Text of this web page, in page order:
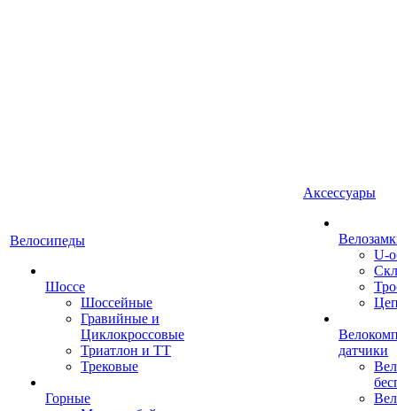
Велосипеды
Шоссе
Шоссейные
Гравийные и
Циклокроссовые
Триатлон и ТТ
Трековые
Горные
Аксессуары
U-
датчики